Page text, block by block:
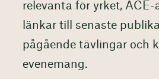
relevanta för yrket,
länkar till senaste
pågående tävlingar och
evenemang.